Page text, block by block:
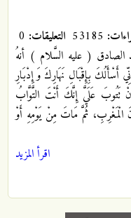
التعليقات:
( عليه السَّلام ) أنهُ
أَسْأَلُكَ بِإِقْبَالِ نَهَارِكَ وَ إِدْبَارِ
عَلَيَّ إِنَّكَ أَنْتَ التَّوَّابُ
ثُمَّ مَاتَ مِنْ يَوْمِهِ أَوْ
اقرأ المزيد